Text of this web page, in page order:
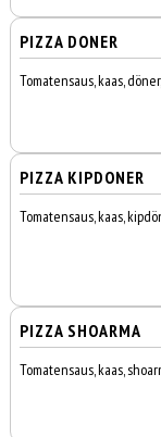
PIZZA DONER
Tomatensaus, kaas,
PIZZA KIPDONER
Tomatensaus, kaas,
PIZZA SHOARMA
Tomatensaus, kaas,